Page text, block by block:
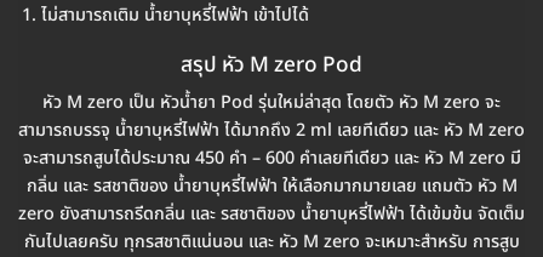
ไม่สามารถเติม น้ำยาบุหรี่ไฟฟ้า เข้าไปได้
สรุป หัว M zero Pod
หัว M zero เป็น หัวน้ำยา Pod รุ่นใหม่ล่าสุด โดยตัว หัว M zero จะ
สามารถบรรจุ น้ำยาบุหรี่ไฟฟ้า ได้มากถึง 2 ml เลยทีเดียว และ หัว M zero
จะสามารถสูบได้ประมาณ 450 คำ – 600 คำเลยทีเดียว และ หัว M zero มี
กลิ่น และ รสชาติของ น้ำยาบุหรี่ไฟฟ้า ให้เลือกมากมายเลย แถมตัว หัว M
zero ยังสามารถรีดกลิ่น และ รสชาติของ น้ำยาบุหรี่ไฟฟ้า ได้เข้มข้น จัดเต็ม
กันไปเลยครับ ทุกรสชาติแน่นอน และ หัว M zero จะเหมาะสำหรับ การสูบ